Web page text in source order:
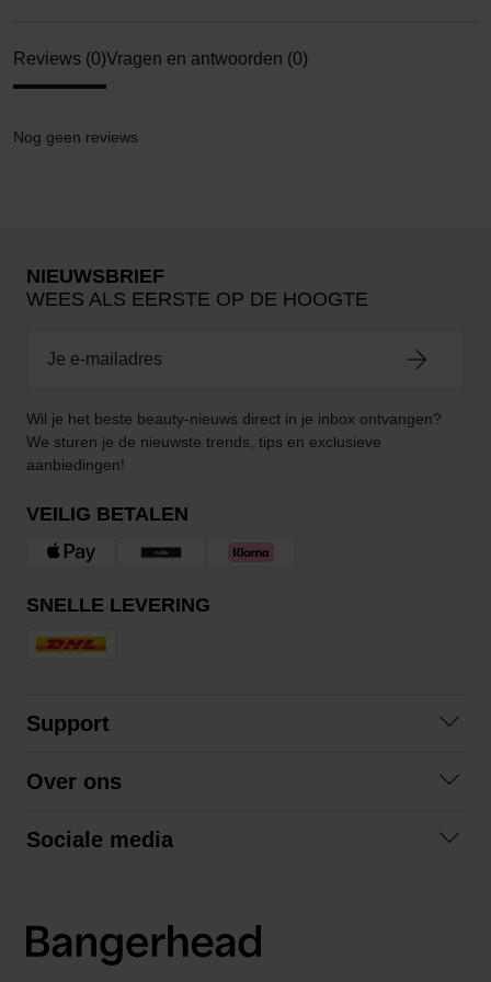
Reviews (0)Vragen en antwoorden (0)
Nog geen reviews
NIEUWSBRIEF
WEES ALS EERSTE OP DE HOOGTE
Wil je het beste beauty-nieuws direct in je inbox ontvangen?
We sturen je de nieuwste trends, tips en exclusieve
aanbiedingen!
VEILIG BETALEN
SNELLE LEVERING
Support
Algemene voorwaarden
Over ons
Sociale media
LinkedIn